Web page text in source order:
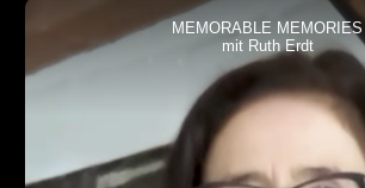
MEMORABLE MEMORIES
mit Ruth Erdt